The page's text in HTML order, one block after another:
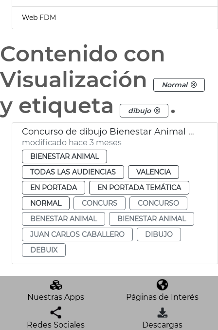
Web FDM
Contenido con
Visualización
Normal
y etiqueta dibujo .
Concurso de dibujo Bienestar Animal València
modificado hace 3 meses
BIENESTAR ANIMAL
TODAS LAS AUDIENCIAS
VALENCIA
EN PORTADA
EN PORTADA TEMÁTICA
NORMAL
CONCURS
CONCURSO
BENESTAR ANIMAL
BIENESTAR ANIMAL
JUAN CARLOS CABALLERO
DIBUJO
DEBUIX
Nuestras Apps Páginas de Interés
Redes Sociales Descargas